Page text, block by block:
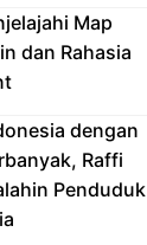
Map
dan Rahasia
dengan
Raffi
Penduduk